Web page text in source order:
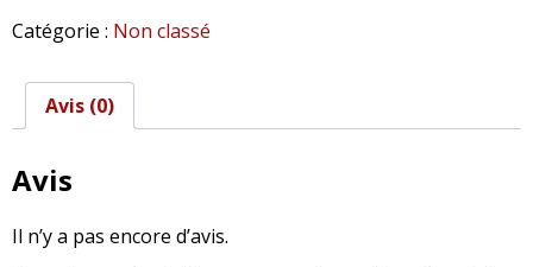
Swim
Triathlon
Catégorie : Non classé
Avis (0)
Avis
Il n’y a pas encore d’avis.